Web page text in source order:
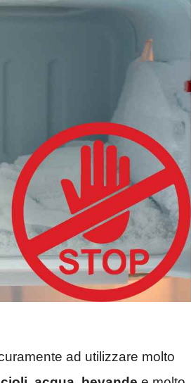
ad utilizzare molto